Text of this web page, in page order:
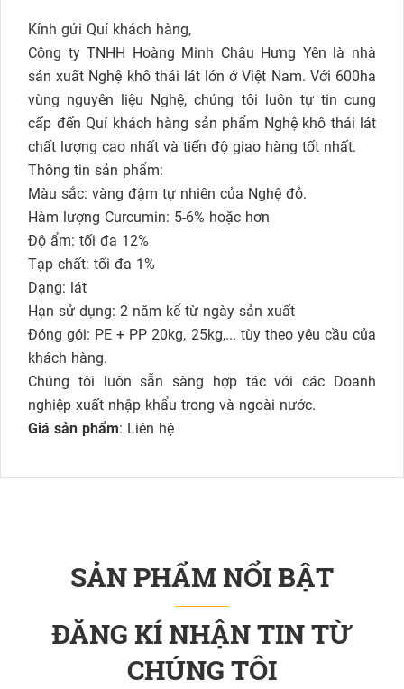
Kính gửi Quí khách hàng,
Công ty TNHH Hoàng Minh Châu Hưng Yên là nhà
sản xuất Nghệ khô thái lát lớn ở Việt Nam. Với 600ha
vùng nguyên liệu Nghệ, chúng tôi luôn tự tin cung
cấp đến Quí khách hàng sản phẩm Nghệ khô thái lát
chất lượng cao nhất và tiến độ giao hàng tốt nhất.
Thông tin sản phẩm:
Màu sắc: vàng đậm tự nhiên của Nghệ đỏ.
Hàm lượng Curcumin: 5-6% hoặc hơn
Độ ẩm: tối đa 12%
Tạp chất: tối đa 1%
Dạng: lát
Hạn sử dụng: 2 năm kể từ ngày sản xuất
Đóng gói: PE + PP 20kg, 25kg,... tùy theo yêu cầu của
khách hàng.
Chúng tôi luôn sẵn sàng hợp tác với các Doanh
nghiệp xuất nhập khẩu trong và ngoài nước.
Giá sản phẩm: Liên hệ
SẢN PHẨM NỔI BẬT
ĐĂNG KÍ NHẬN TIN TỪ
CHÚNG TÔI